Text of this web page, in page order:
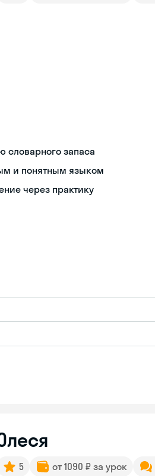
словарного запаса
и понятным языком
через практику
5 от 1090 ₽ за урок